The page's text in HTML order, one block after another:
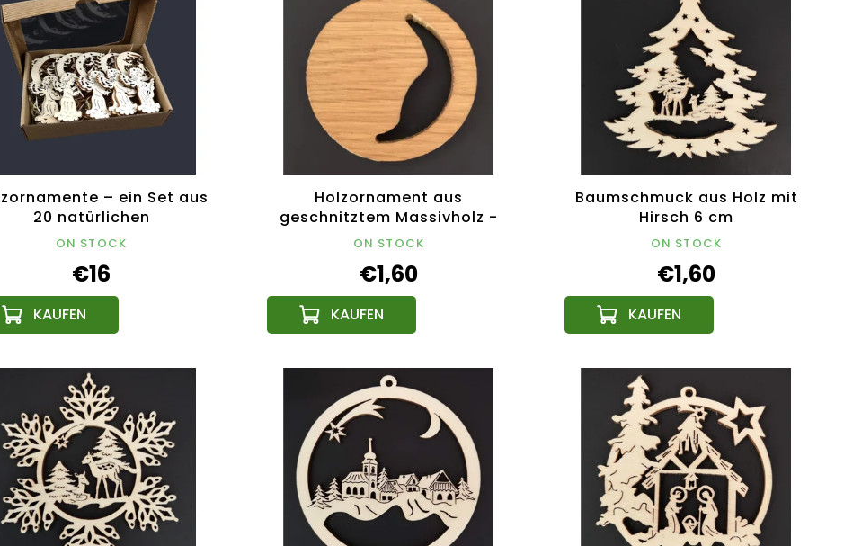
– ein Set aus
20 natürlichen
Holzornamenten mit
ON STOCK
€16
Holzornament aus
geschnitztem Massivholz -
Kugel 6 cm
ON STOCK
€1,60
Baumschmuck aus Holz mit
Hirsch 6 cm
ON STOCK
€1,60